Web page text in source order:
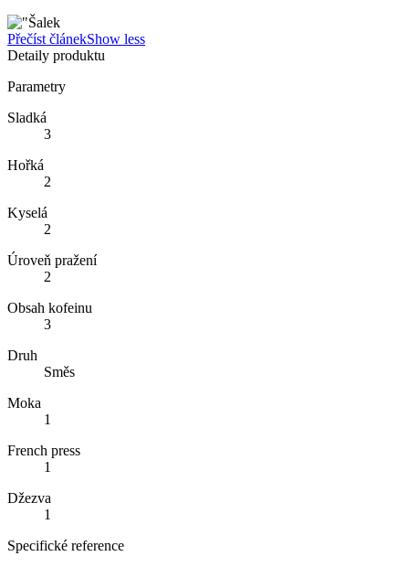
Přečíst článekShow less
Detaily produktu
Parametry
Sladká
3
Hořká
2
Kyselá
2
Úroveň pražení
2
Obsah kofeinu
3
Druh
Směs
Moka
1
French press
1
Džezva
1
Specifické reference